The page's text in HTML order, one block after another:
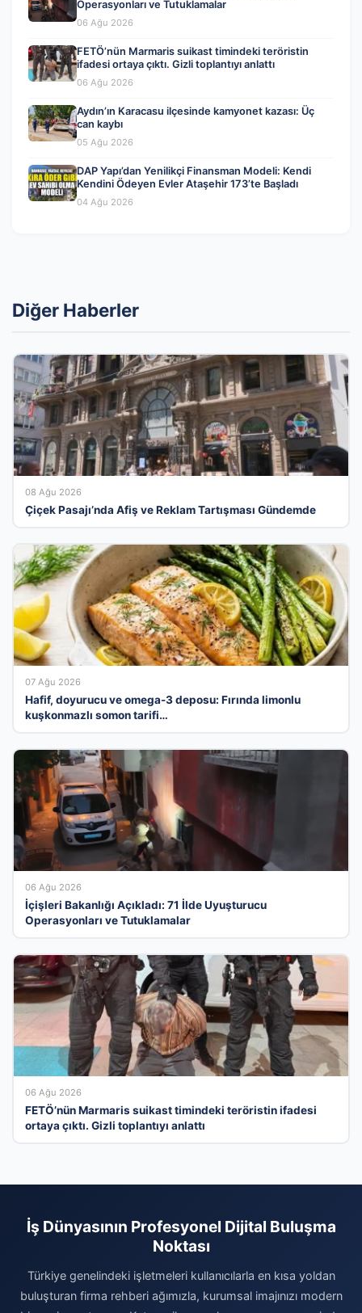
Operasyonları ve Tutuklamalar
06 Ağu 2026
FETÖ’nün Marmaris suikast timindeki teröristin
ifadesi ortaya çıktı. Gizli toplantıyı anlattı
06 Ağu 2026
Aydın’ın Karacasu ilçesinde kamyonet kazası: Üç
can kaybı
05 Ağu 2026
DAP Yapı’dan Yenilikçi Finansman Modeli: Kendi
Kendini Ödeyen Evler Ataşehir 173’te Başladı
04 Ağu 2026
Diğer Haberler
08 Ağu 2026
Çiçek Pasajı’nda Afiş ve Reklam Tartışması Gündemde
07 Ağu 2026
Hafif, doyurucu ve omega-3 deposu: Fırında limonlu
kuşkonmazlı somon tarifi…
06 Ağu 2026
İçişleri Bakanlığı Açıkladı: 71 İlde Uyuşturucu
Operasyonları ve Tutuklamalar
06 Ağu 2026
FETÖ’nün Marmaris suikast timindeki teröristin ifadesi
ortaya çıktı. Gizli toplantıyı anlattı
İş Dünyasının Profesyonel Dijital Buluşma
Noktası
Türkiye genelindeki işletmeleri kullanıcılarla en kısa yoldan
buluşturan firma rehberi ağımızla, kurumsal imajınızı modern